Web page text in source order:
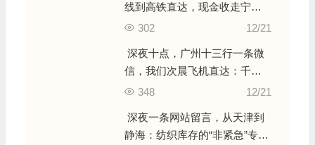
线到高铁直达，现金收走宁波
整仓毛衣尾单
12/21
302
深夜十点，广州十三行一条微
信，我们次晨飞机直达：千件
女装尾货的“闪电清仓”
12/21
348
深夜一条网站留言，从天津到
静海：纺织库存的“非紧急”专业